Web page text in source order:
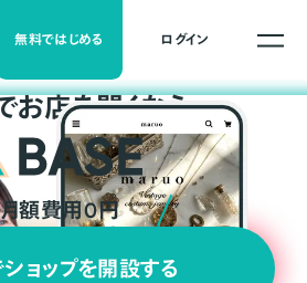
無料ではじめる ログイン
お店を開くなら
月額費用0円
ョップを開設する